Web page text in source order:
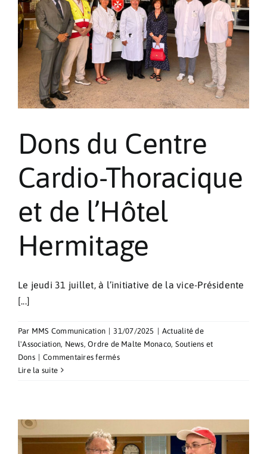
Marie
et
Notre-
Dame
de
Philerme
Dons du Centre
Cardio-Thoracique
et de l’Hôtel
Hermitage
Le jeudi 31 juillet, à l’initiative de la vice-Présidente
[...]
Par MMS Communication | 31/07/2025 | Actualité de
l'Association, News,Ordre de Malte Monaco, Soutiens et
Dons | Commentaires ferméssur
Thoracique
et
de
Lire la suite